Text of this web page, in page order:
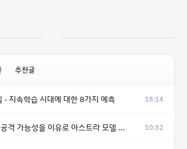
추천글
- 지속학습 시대에 대한 8가지 예측 18:14
가능성을 이유로 아스트라 모델 출시 연기 10:32